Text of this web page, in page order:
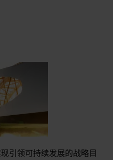
引领可持续发展的战略目